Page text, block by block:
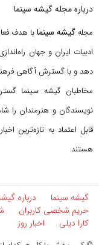
درباره مجله گیشه سینما
مجلهگیشه سینمابا هدف
ادبیات ایران و جهان
دهد و با گسترش آگاهی
مخاطبان گیشه سینما
نویسندگان و هنرمندان را
قابل اعتماد به تازه‌ترین
هستند.
گیشه سینما درباره
حریم شخصی کاربران
کارا دیلی
اخبار روز